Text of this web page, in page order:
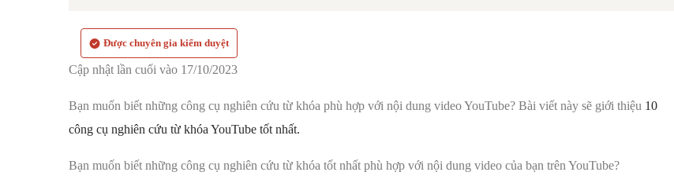
Được chuyên gia kiểm duyệt
Cập nhật lần cuối vào 17/10/2023
Bạn muốn biết những công cụ nghiên cứu từ khóa phù hợp với nội dung video YouTube? Bài viết này sẽ giới thiệu 10
công cụ nghiên cứu từ khóa YouTube tốt nhất.
Bạn muốn biết những công cụ nghiên cứu từ khóa tốt nhất phù hợp với nội dung video của bạn trên YouTube?